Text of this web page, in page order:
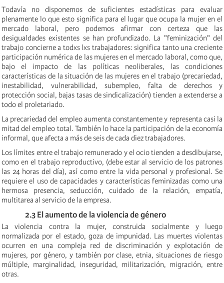
Todavía no disponemos de suficientes estadísticas para evaluar
plenamente lo que esto significa para el lugar que ocupa la mujer en el
mercado laboral, pero podemos afirmar con certeza que las
desigualdades existentes se han profundizado. La "feminización" del
trabajo concierne a todxs lxs trabajadores: significa tanto una creciente
participación numérica de las mujeres en el mercado laboral, como que,
bajo el impacto de las políticas neoliberales, las condiciones
características de la situación de las mujeres en el trabajo (precariedad,
inestabilidad, vulnerabilidad, subempleo, falta de derechos y
protección social, bajas tasas de sindicalización) tienden a extenderse a
todo el proletariado.
La precariedad del empleo aumenta constantemente y representa casi la
mitad del empleo total. También lo hace la participación de la economía
informal, que afecta a más de seis de cada diez trabajadores.
Los límites entre el trabajo remunerado y el ocio tienden a desdibujarse,
como en el trabajo reproductivo, (debe estar al servicio de los patrones
las 24 horas del día), así como entre la vida personal y profesional. Se
requiere el uso de capacidades y características feminizadas como una
hermosa presencia, seducción, cuidado de la relación, empatía,
multitarea al servicio de la empresa.
2.3 El aumento de la violencia de género
La violencia
contra la mujer, construida socialmente y luego
normalizada por el estado, goza de impunidad. Las muertes violentas
ocurren en una compleja red de discriminación y explotación de
mujeres, por género, y también por clase, etnia, situaciones de riesgo
múltiple, marginalidad, inseguridad, militarización, migración, entre
otras.